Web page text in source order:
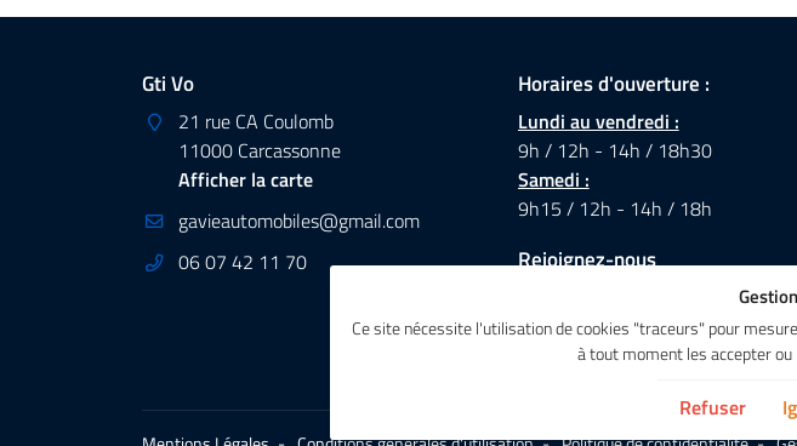
Gti Vo
21 rue CA Coulomb
11000 Carcassonne
Afficher la carte
06 07 42 11 70
Horaires d'ouverture :
Lundi au vendredi :
9h / 12h - 14h / 18h30
Samedi :
9h15 / 12h - 14h / 18h
Rejoignez-nous
Ce site nécessite l'utilisation de cookies "traceurs" pour
à tout moment les accepter
Refuser